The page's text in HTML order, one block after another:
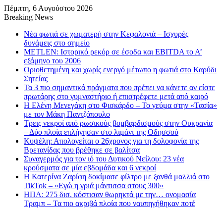
Πέμπτη, 6 Αυγούστου 2026
Breaking News
Νέα φωτιά σε χωματερή στην Κεφαλονιά – Ισχυρές
δυνάμεις στο σημείο
METLEN: Ιστορικό ρεκόρ σε έσοδα και EBITDA το Α’
εξάμηνο του 2006
Οριοθετημένη και χωρίς ενεργό μέτωπο η φωτιά στο Καρύδι
Σητείας
Τα 3 πιο σημαντικά πράγματα που πρέπει να κάνετε αν είστε
πρωτάρης στο γυμναστήριο ή επιστρέφετε μετά από καιρό
Η Ελένη Μενεγάκη στο Φισκάρδο – Το γεύμα στην «Τασία»
με τον Μάκη Παντζόπουλο
Τρεις νεκροί από ρωσικούς βομβαρδισμούς στην Ουκρανία
– Δύο πλοία επλήγησαν στο λιμάνι της Οδησσού
Κυψέλη: Απολογείται ο 26χρονος για τη δολοφονία της
Βρετανίδας που βρέθηκε σε βαλίτσα
Συναγερμός για τον ιό του Δυτικού Νείλου: 23 νέα
κρούσματα σε μία εβδομάδα και 6 νεκροί
Η Κατερίνα Ζαρίφη δοκίμασε φίλτρο με ξανθά μαλλιά στο
TikTok – «Εγώ η γριά μάντισσα στους 300»
ΗΠΑ: 275 δισ. κόστισαν θωρηκτά με την… ονομασία
Τραμπ – Τα πιο ακριβά πλοία που ναυπηγήθηκαν ποτέ